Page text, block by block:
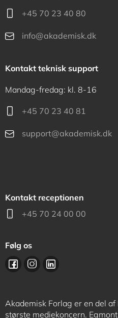
+45 70 23 40 80
info@akademisk.dk
Kontakt teknisk support
Mandag-fredag: kl. 8-16
+45 70 23 40 81
support@akademisk.dk
Kontakt receptionen
+45 70 24 00 00
Følg os
Akademisk Forlag er en del
største mediekoncern.